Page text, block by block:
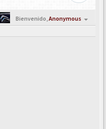
Bienvenido,Anonymous